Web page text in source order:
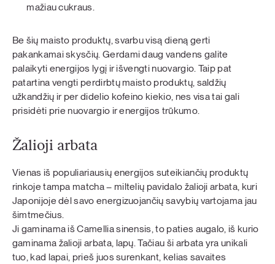
mažiau cukraus.
Be šių maisto produktų, svarbu visą dieną gerti
pakankamai skysčių. Gerdami daug vandens galite
palaikyti energijos lygį ir išvengti nuovargio. Taip pat
patartina vengti perdirbtų maisto produktų, saldžių
užkandžių ir per didelio kofeino kiekio, nes visa tai gali
prisidėti prie nuovargio ir energijos trūkumo.
Žalioji arbata
Vienas iš populiariausių energijos suteikiančių produktų
rinkoje tampa matcha – miltelių pavidalo žalioji arbata, kuri
Japonijoje dėl savo energizuojančių savybių vartojama jau
šimtmečius.
Ji gaminama iš Camellia sinensis, to paties augalo, iš kurio
gaminama žalioji arbata, lapų. Tačiau ši arbata yra unikali
tuo, kad lapai, prieš juos surenkant, kelias savaites